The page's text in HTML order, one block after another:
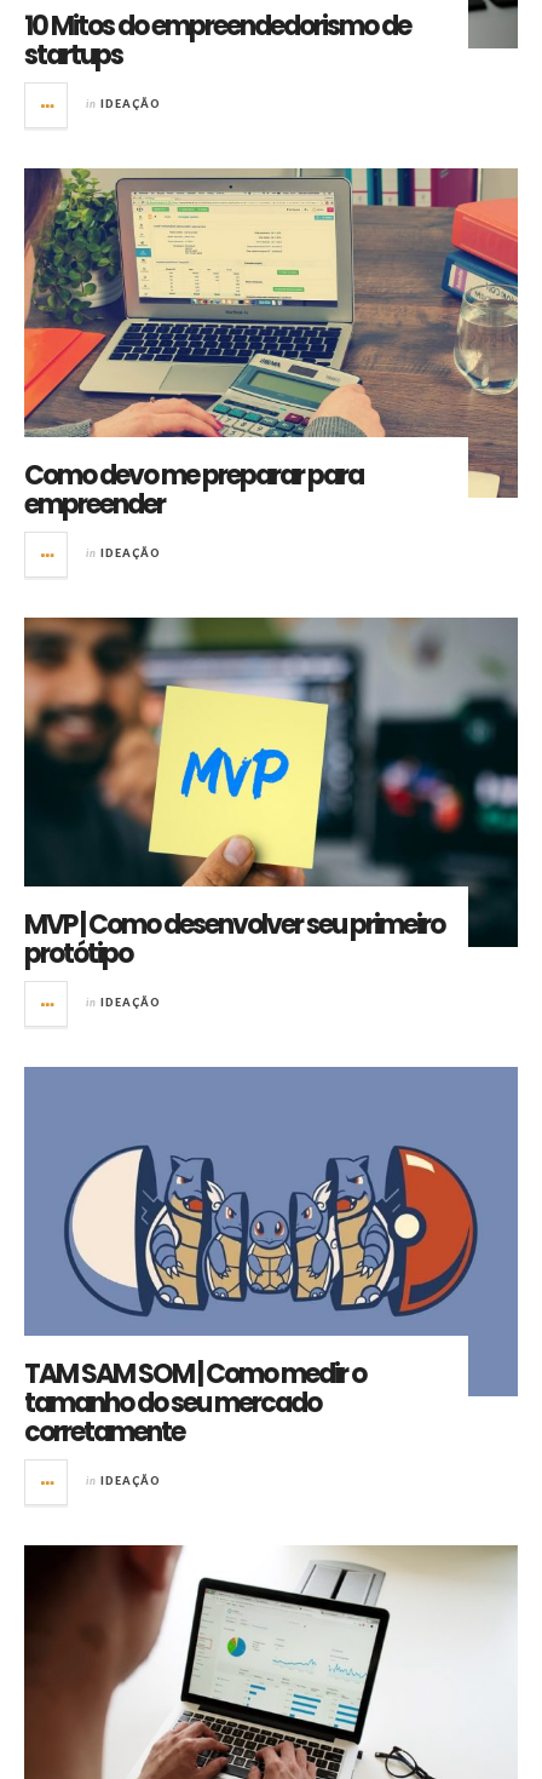
10 Mitos do empreendedorismo de
startups
in IDEAÇÃO
Como devo me preparar para
empreender
in IDEAÇÃO
MVP | Como desenvolver seu primeiro
protótipo
in IDEAÇÃO
TAM SAM SOM | Como medir o
tamanho do seu mercado
corretamente
in IDEAÇÃO